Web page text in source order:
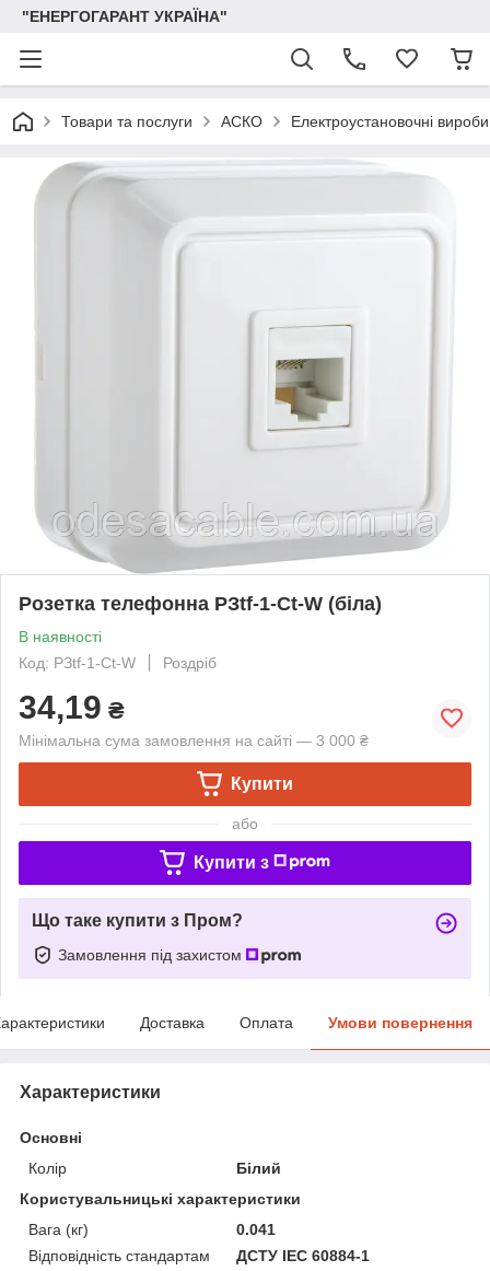
"ЕНЕРГОГАРАНТ УКРАЇНА"
Товари та послуги АСКО Електроустановочні вироби
Розетка телефонна РЗtf-1-Ct-W (біла)
В наявності
Код: РЗtf-1-Ct-W
Роздріб
34,19 ₴
Мінімальна сума замовлення на сайті — 3 000 ₴
Купити
або
Купити з
Що таке купити з Пром?
Замовлення під захистом
Доставка Оплата Умови повернення
Характеристики
Основні
Колір
Білий
Користувальницькі характеристики
Вага (кг)
0.041
Відповідність стандартам
ДСТУ IEC 60884-1